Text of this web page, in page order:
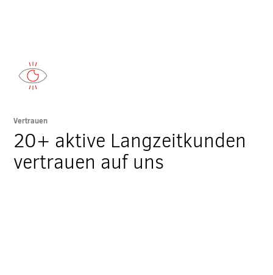
Vertrauen
20+ aktive Langzeitkunden
vertrauen auf uns